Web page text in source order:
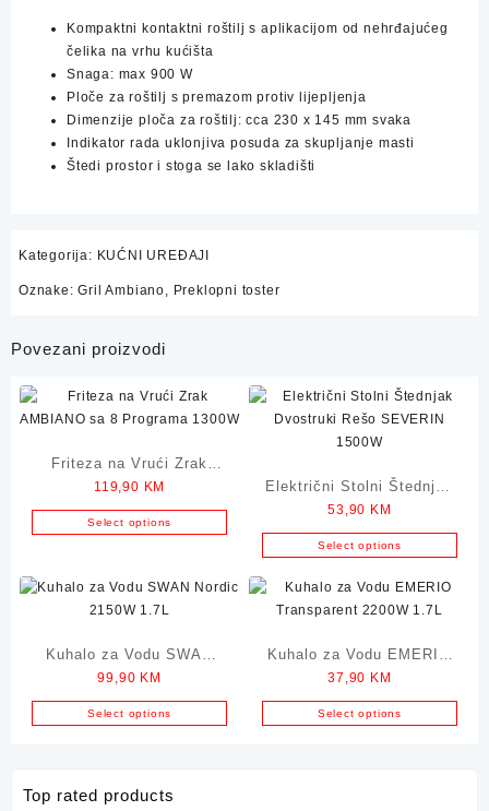
Kompaktni kontaktni roštilj s aplikacijom od nehrđajućeg
čelika na vrhu kućišta
Snaga: max 900 W
Ploče za roštilj s premazom protiv lijepljenja
Dimenzije ploča za roštilj: cca 230 x 145 mm svaka
Indikator rada uklonjiva posuda za skupljanje masti
Štedi prostor i stoga se lako skladišti
Kategorija: KUĆNI UREĐAJI
Oznake:Gril Ambiano, Preklopni toster
Povezani proizvodi
Friteza na Vrući Zrak
AMBIANO sa 8 Programa
1300W
119,90 KM
Select options
Električni Stolni Štednjak
Dvostruki Rešo SEVERIN
1500W
53,90 KM
Select options
Kuhalo za Vodu SWAN
Nordic 2150W 1.7L
99,90 KM
Select options
Kuhalo za Vodu EMERIO
Transparent 2200W 1.7L
37,90 KM
Select options
Top rated products